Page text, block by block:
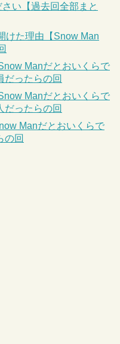
い【過去回全部まと
けた理由【Snow Man
Manだとおいくらで
だったらの回
Manだとおいくらで
だったらの回
Manだとおいくらで
の回